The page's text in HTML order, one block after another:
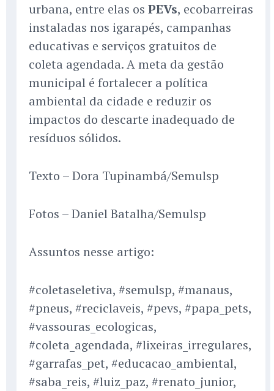
urbana, entre elas os PEVs, ecobarreiras
instaladas nos igarapés, campanhas
educativas e serviços gratuitos de
coleta agendada. A meta da gestão
municipal é fortalecer a política
ambiental da cidade e reduzir os
impactos do descarte inadequado de
resíduos sólidos.
Texto – Dora Tupinambá/Semulsp
Fotos – Daniel Batalha/Semulsp
Assuntos nesse artigo:
#coletaseletiva, #semulsp, #manaus,
#pneus, #reciclaveis, #pevs, #papa_pets,
#vassouras_ecologicas,
#coleta_agendada, #lixeiras_irregulares,
#garrafas_pet, #educacao_ambiental,
#saba_reis, #luiz_paz, #renato_junior,